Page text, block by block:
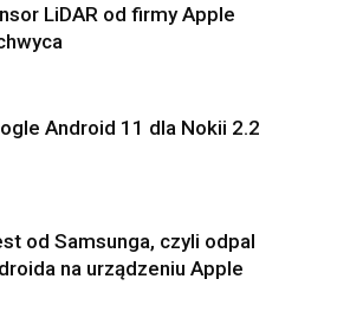
LiDAR od firmy Apple
Android 11 dla Nokii 2.2
od Samsunga, czyli odpal
na urządzeniu Apple